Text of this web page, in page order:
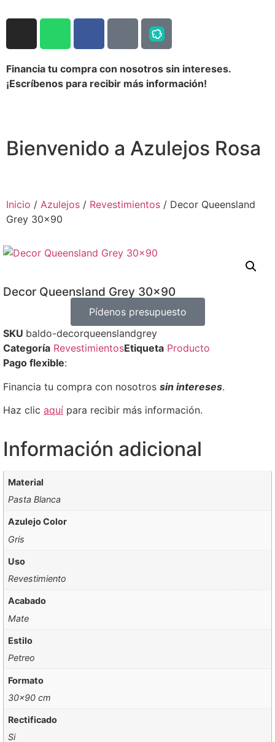
Financia tu compra con nosotros sin intereses.
¡Escríbenos para recibir más información!
Bienvenido a Azulejos Rosa
Inicio / Azulejos / Revestimientos / Decor Queensland
Grey 30×90
Decor Queensland Grey 30×90
Pídenos presupuesto
SKU baldo-decorqueenslandgrey
Categoría RevestimientosEtiqueta Producto
Pago flexible:
Financia tu compra con nosotros sin intereses.
Haz clic aquí para recibir más información.
Información adicional
Material
Pasta Blanca
Azulejo Color
Gris
Uso
Revestimiento
Acabado
Mate
Estilo
Petreo
Formato
30×90 cm
Rectificado
Si